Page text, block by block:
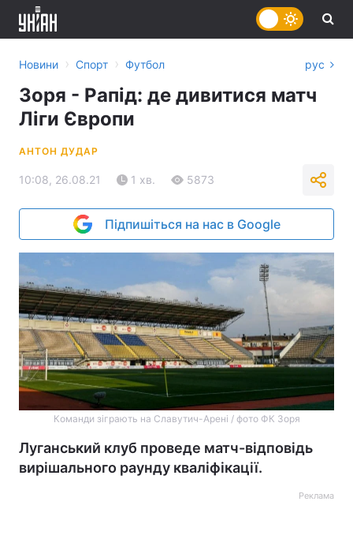
Новини › Спорт › Футбол рус
Зоря - Рапід: де дивитися матч
Ліги Європи
АНТОН ДУДАР
10:08, 26.08.21 1 хв. 5873
Підпишіться на нас в Google
Команди зіграють на Славутич-Арені / фото ФК Зоря
Луганський клуб проведе матч-відповідь
вирішального раунду кваліфікації.
Реклама